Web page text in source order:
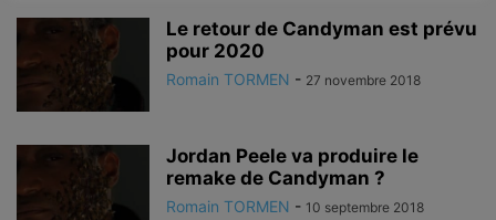
Le retour de Candyman est prévu
pour 2020
Romain TORMEN - 27 novembre 2018
Jordan Peele va produire le
remake de Candyman ?
Romain TORMEN - 10 septembre 2018